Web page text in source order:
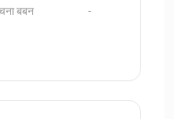
रचना बबन -